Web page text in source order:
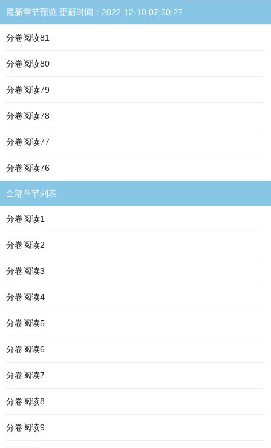
最新章节预览 更新时间：2022-12-10 07:50:27
分卷阅读81
分卷阅读80
分卷阅读79
分卷阅读78
分卷阅读77
分卷阅读76
全部章节列表
分卷阅读1
分卷阅读2
分卷阅读3
分卷阅读4
分卷阅读5
分卷阅读6
分卷阅读7
分卷阅读8
分卷阅读9